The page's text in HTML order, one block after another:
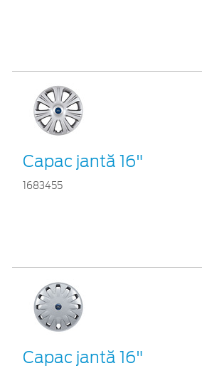
Capac jantă 16"
1683455
Capac jantă 16"